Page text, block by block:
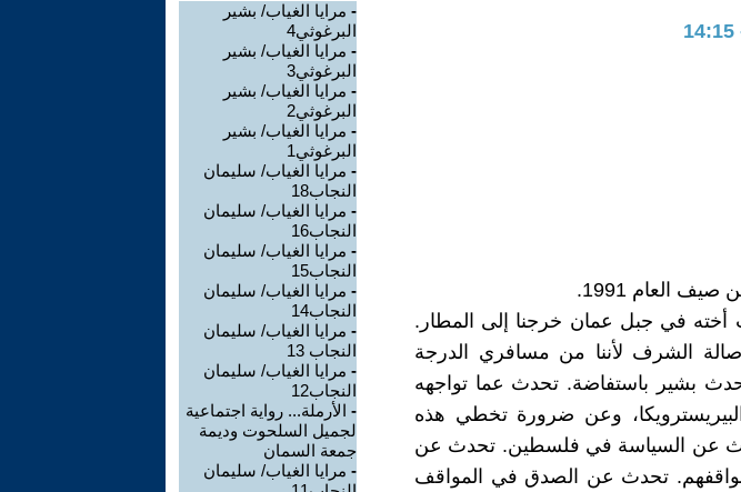
العام 1991.
أخته في جبل عمان خرجنا إلى المطار.
الشرف لأننا من مسافري الدرجة
بشير باستفاضة. تحدث عما تواجهه
وعن ضرورة تخطي هذه
تحدث عن السياسة في فلسطين. تحدث عن
مواقفهم. تحدث عن الصدق في المواقف
- مرايا الغياب/ بشير
البرغوثي4
- مرايا الغياب/ بشير
البرغوثي3
- مرايا الغياب/ بشير
البرغوثي2
- مرايا الغياب/ بشير
البرغوثي1
- مرايا الغياب/ سليمان
النجاب18
- مرايا الغياب/ سليمان
النجاب16
- مرايا الغياب/ سليمان
النجاب15
- مرايا الغياب/ سليمان
النجاب14
- مرايا الغياب/ سليمان
النجاب 13
- مرايا الغياب/ سليمان
النجاب12
- الأرملة... رواية اجتماعية
لجميل السلحوت وديمة
جمعة السمان
- مرايا الغياب/ سليمان